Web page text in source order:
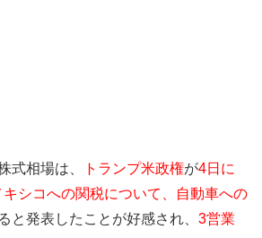
式相場は、 トランプ米政権が4日に
シコへの関税について、自動車への
と発表したことが好感され、 3営業